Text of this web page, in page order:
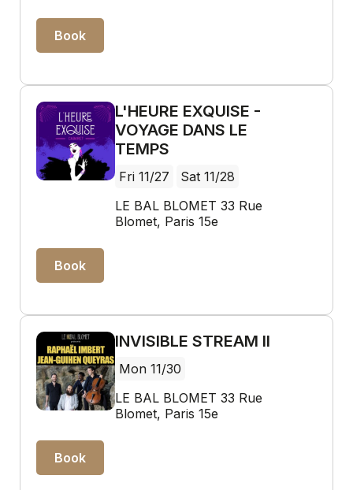
Book
L'HEURE EXQUISE -
VOYAGE DANS LE
TEMPS
Fri 11/27
Sat 11/28
LE BAL BLOMET 33 Rue
Blomet, Paris 15e
Book
INVISIBLE STREAM II
Mon 11/30
LE BAL BLOMET 33 Rue
Blomet, Paris 15e
Book